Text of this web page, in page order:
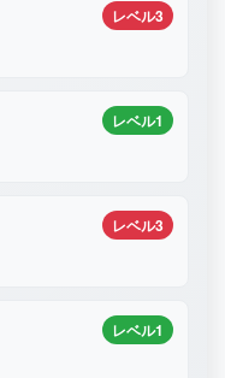
レベル3
レベル1
レベル3
レベル1